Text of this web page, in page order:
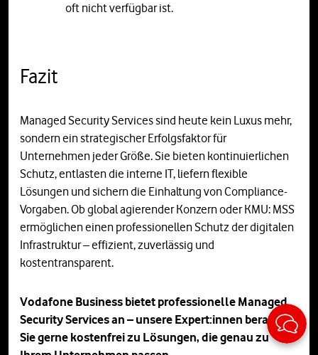
oft nicht verfügbar ist.
Fazit
Managed Security Services sind heute kein Luxus mehr,
sondern ein strategischer Erfolgsfaktor für
Unternehmen jeder Größe. Sie bieten kontinuierlichen
Schutz, entlasten die interne IT, liefern flexible
Lösungen und sichern die Einhaltung von Compliance-
Vorgaben. Ob global agierender Konzern oder KMU: MSS
ermöglichen einen professionellen Schutz der digitalen
Infrastruktur – effizient, zuverlässig und
kostentransparent.
Vodafone Business bietet professionelle Managed
Security Services an – unsere Expert:innen beraten
Sie gerne kostenfrei zu Lösungen, die genau zu
Sticky